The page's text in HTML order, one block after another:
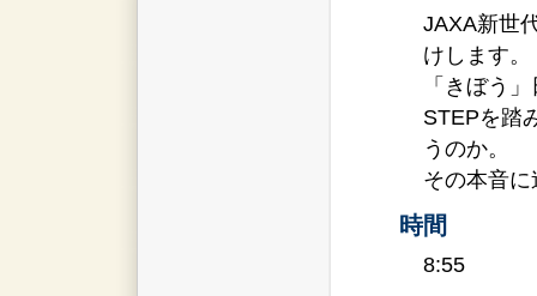
JAXA新世
けします。
「きぼう
STEPを踏
うのか。
その本音
時間
8:55